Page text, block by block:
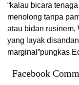
“kalau bicara
menolong tanpa
atau bidan rusinem,
yang layak
marginal”pungkas
Facebook